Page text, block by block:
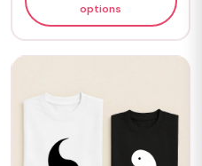
options